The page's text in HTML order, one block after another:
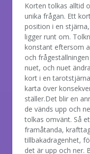
Korten tolkas alltid
unika frågan. Ett
position i en
ligger runt om.
konstant eftersom
och
nuet, och nuet
kort i en
karta över
ställer.Det blir en
de vänds upp och
tolkas omvänt. Så
framåtanda,
tillbakadragenhet,
det är upp och ner.